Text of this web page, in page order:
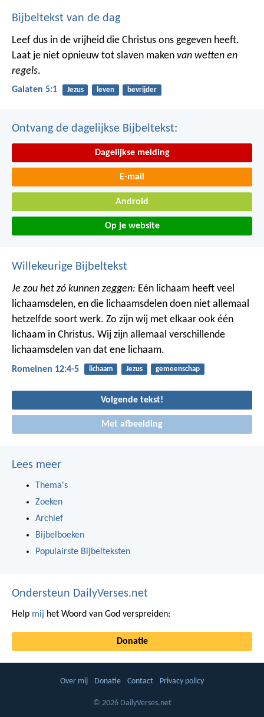
Bijbeltekst van de dag
Leef dus in de vrijheid die Christus ons gegeven heeft.
Laat je niet opnieuw tot slaven maken van wetten en
regels.
Galaten 5:1 Jezus leven bevrijder
Ontvang de dagelijkse Bijbeltekst:
Dagelijkse melding
E-mail
Android
Op je website
Willekeurige Bijbeltekst
Je zou het zó kunnen zeggen: Eén lichaam heeft veel
lichaamsdelen, en die lichaamsdelen doen niet allemaal
hetzelfde soort werk. Zo zijn wij met elkaar ook één
lichaam in Christus. Wij zijn allemaal verschillende
lichaamsdelen van dat ene lichaam.
Romeinen 12:4-5 lichaam Jezus gemeenschap
Volgende tekst!
Met afbeelding
Lees meer
Thema's
Zoeken
Archief
Bijbelboeken
Populairste Bijbelteksten
Ondersteun DailyVerses.net
Help mij het Woord van God verspreiden:
Donatie
Over mij Donatie Contact Privacy policy
© 2026 DailyVerses.net